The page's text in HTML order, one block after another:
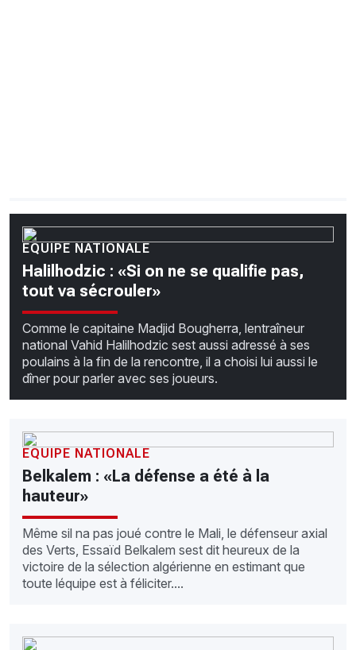
EQUIPE NATIONALE
Halilhodzic : «Si on ne se qualifie pas,
tout va sécrouler»
Comme le capitaine Madjid Bougherra, lentraîneur
national Vahid Halilhodzic sest aussi adressé à ses
poulains à la fin de la rencontre, il a choisi lui aussi le
dîner pour parler avec ses joueurs.
EQUIPE NATIONALE
Belkalem : «La défense a été à la
hauteur»
Même sil na pas joué contre le Mali, le défenseur axial
des Verts, Essaïd Belkalem sest dit heureux de la
victoire de la sélection algérienne en estimant que
toute léquipe est à féliciter....